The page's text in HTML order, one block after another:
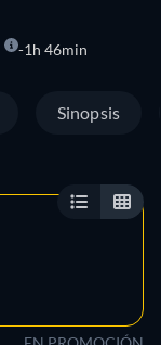
1h 46min
Sinopsis